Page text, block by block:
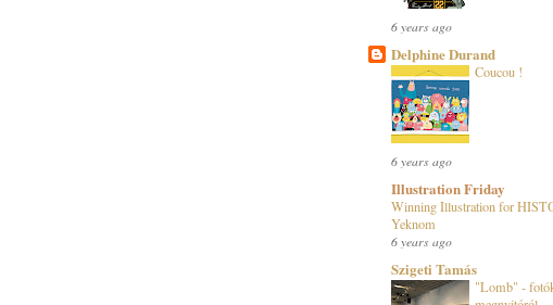
6 years ago
Delphine Durand
Coucou !
6 years ago
Illustration Friday
Winning Illustration for
Yeknom
6 years ago
Szigeti Tamás
"Lomb" -